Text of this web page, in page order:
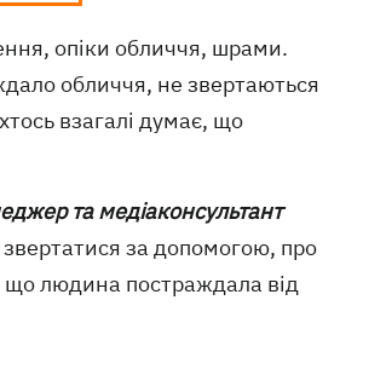
опіки обличчя, шрами.
обличчя, не звертаються
взагалі думає, що
та медіаконсультант
за допомогою, про
що людина постраждала від